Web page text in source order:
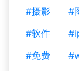
#摄影
#
#软件
#免费